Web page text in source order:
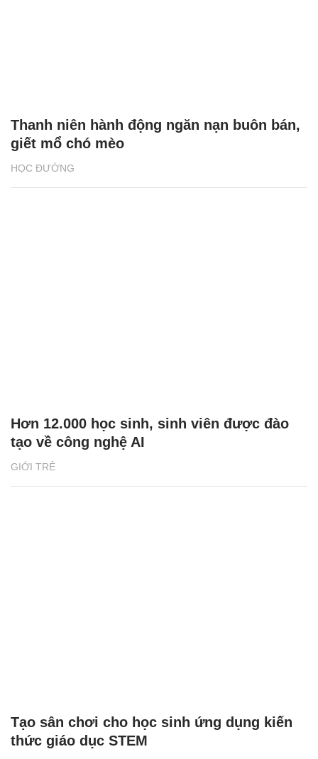
HỌC ĐƯỜNG
Thanh niên hành động ngăn nạn buôn bán,
giết mổ chó mèo
GIỚI TRẺ
Hơn 12.000 học sinh, sinh viên được đào
tạo về công nghệ AI
Tạo sân chơi cho học sinh ứng dụng kiến
thức giáo dục STEM